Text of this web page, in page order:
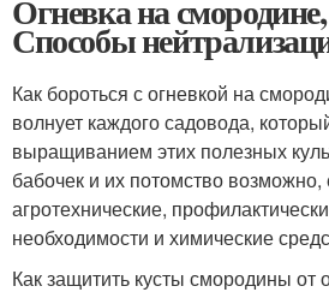
Огневка на
Способы
Как бороться с огневкой на
волнует каждого садовода,
выращиванием этих полезных
бабочек и их потомство возможно,
агротехнические,
необходимости и химические
Как защитить кусты смородины от